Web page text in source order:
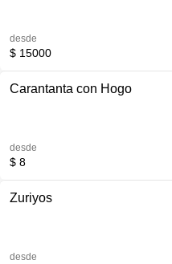
desde
$ 15000
Carantanta con Hogo
desde
$ 8
Zuriyos
desde